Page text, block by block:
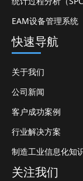
EAM设备管理系统
快速导航
关于我们
公司新闻
客户成功案例
行业解决方案
制造工业信息化知
关注我们